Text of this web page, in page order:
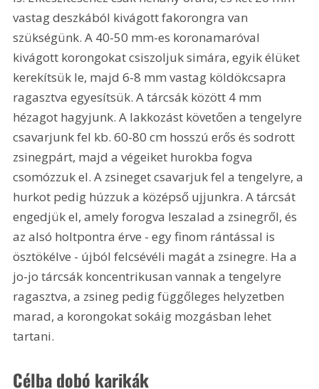
vastag deszkából kivágott fakorongra van
szükségünk. A 40-50 mm-es koronamaróval
kivágott korongokat csiszoljuk simára, egyik élüket
kerekítsük le, majd 6-8 mm vastag köldökcsapra
ragasztva egyesítsük. A tárcsák között 4 mm
hézagot hagyjunk. A lakkozást követően a tengelyre
csavarjunk fel kb. 60-80 cm hosszú erős és sodrott
zsinegpárt, majd a végeiket hurokba fogva
csomózzuk el. A zsineget csavarjuk fel a tengelyre, a
hurkot pedig húzzuk a középső ujjunkra. A tárcsát
engedjük el, amely forogva leszalad a zsinegről, és
az alsó holtpontra érve - egy finom rántással is
ösztökélve - újból felcsévéli magát a zsinegre. Ha a
jo-jo tárcsák koncentrikusan vannak a tengelyre
ragasztva, a zsineg pedig függőleges helyzetben
marad, a korongokat sokáig mozgásban lehet
tartani.
Célba dobó karikák